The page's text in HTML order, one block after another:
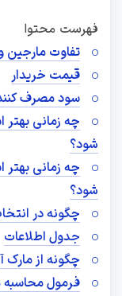
فهرست محتوا
تفاوت
قیمت خریدار
سود مصرف
چه زمانی بهتر
شود؟
چه زمانی بهتر
شود؟
چگونه در
جدول اطلاعات
چگونه از مارک
فرمول